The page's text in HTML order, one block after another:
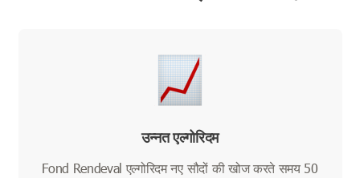
उन्नत एल्गोरिदम
Fond Rendeval एल्गोरिदम नए सौदों की खोज करते समय 50